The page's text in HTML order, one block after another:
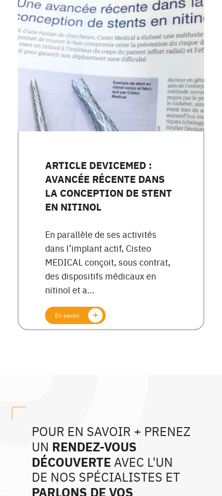
ARTICLE DEVICEMED :
AVANCÉE RÉCENTE DANS
LA CONCEPTION DE STENT
EN NITINOL
En parallèle de ses activités
dans l’implant actif, Cisteo
MEDICAL conçoit, sous contrat,
des dispositifs médicaux en
nitinol et a...
En savoir
POUR EN SAVOIR + PRENEZ
UN RENDEZ-VOUS
DÉCOUVERTE AVEC L'UN
DE NOS SPÉCIALISTES ET
PARLONS DE VOS